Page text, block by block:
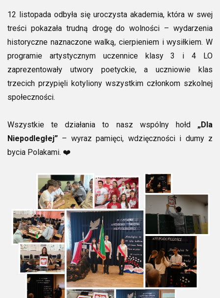
12 listopada odbyła się uroczysta akademia, która w swej
treści pokazała trudną drogę do wolności – wydarzenia
historyczne naznaczone walką, cierpieniem i wysiłkiem. W
programie artystycznym uczennice klasy 3 i 4 LO
zaprezentowały utwory poetyckie, a uczniowie klas
trzecich przypięli kotyliony wszystkim członkom szkolnej
społeczności.
Wszystkie te działania to nasz wspólny hołd „Dla
Niepodległej” – wyraz pamięci, wdzięczności i dumy z
bycia Polakami. ❤️